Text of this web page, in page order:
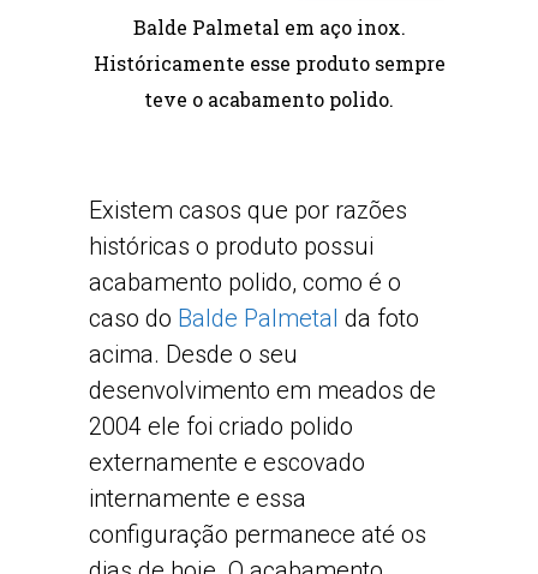
Balde Palmetal em aço inox.
Históricamente esse produto sempre
teve o acabamento polido.
Existem casos que por razões
históricas o produto possui
acabamento polido, como é o
caso do Balde Palmetal da foto
acima. Desde o seu
desenvolvimento em meados de
2004 ele foi criado polido
externamente e escovado
internamente e essa
configuração permanece até os